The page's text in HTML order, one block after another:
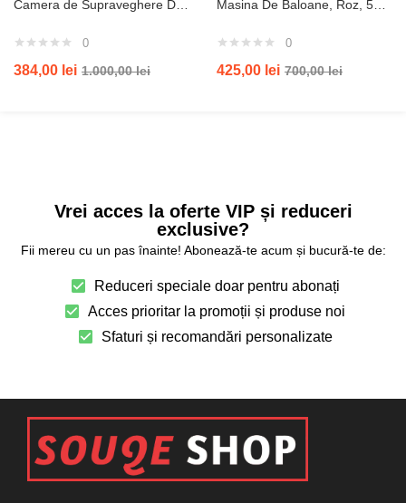
Camera de Supraveghere Duală JRH 2in1, 4G SIM, PTZ, 2 Lentile, Panou Solar 16W, Acumulator 16000 mAh, Lumină Stradală 180W, Night Vision, microSD, Negru
0
384,00 lei 1.000,00lei
Masina De Baloane, Roz, 57x40x43 Cm, 300 W
0
425,00 lei 700,00lei
Vrei acces la oferte VIP și reduceri
exclusive?
Fii mereu cu un pas înainte! Abonează-te acum și bucură-te de:
Reduceri speciale doar pentru abonați
Acces prioritar la promoții și produse noi
Sfaturi și recomandări personalizate